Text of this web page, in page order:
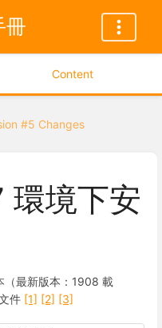
冊
Content
#5 Changes
環境下安
（最新版本：1908 載
件 [1] [2] [3]